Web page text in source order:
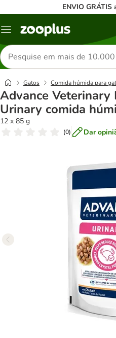
ENVIO
Menu
Pesquisar
produtos
Gatos Comida húmida para
Advance Veterinary
Urinary comida
12 x 85 g
(0) Dar